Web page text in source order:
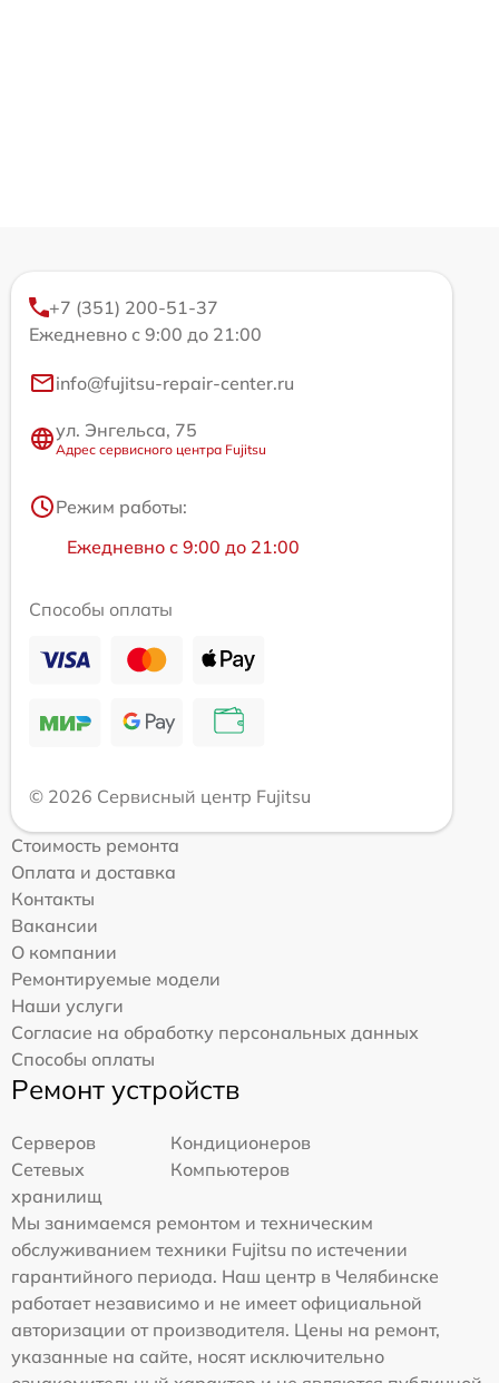
+7 (351) 200-51-37
Ежедневно с 9:00 до 21:00
info@fujitsu-repair-center.ru
ул. Энгельса, 75
Адрес сервисного центра Fujitsu
Режим работы:
Ежедневно с 9:00 до 21:00
Способы оплаты
© 2026 Сервисный центр Fujitsu
Стоимость ремонта
Оплата и доставка
Контакты
Вакансии
О компании
Ремонтируемые модели
Наши услуги
Согласие на обработку персональных данных
Способы оплаты
Ремонт устройств
Серверов
Кондиционеров
Сетевых
хранилищ
Компьютеров
Мы занимаемся ремонтом и техническим
обслуживанием техники Fujitsu по истечении
гарантийного периода. Наш центр в Челябинске
работает независимо и не имеет официальной
авторизации от производителя. Цены на ремонт,
указанные на сайте, носят исключительно